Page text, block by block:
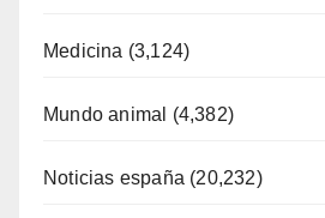
Medicina (3,124)
Mundo animal (4,382)
Noticias españa (20,232)